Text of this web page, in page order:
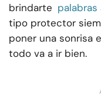
brindarte palabras
tipo protector
poner una sonrisa
todo va a ir bien.